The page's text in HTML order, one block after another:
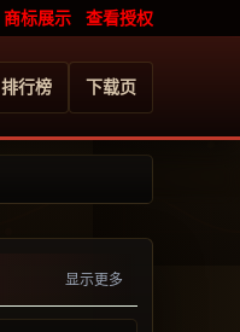
商标展示 查看授权
排行榜 下载页
显示更多